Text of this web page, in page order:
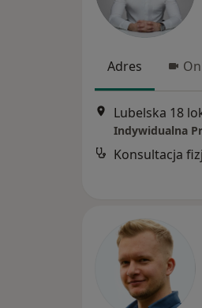
Adres
Lubelska 18
Konsultacja